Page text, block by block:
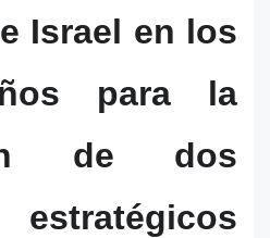
Israel en los
para la
de dos